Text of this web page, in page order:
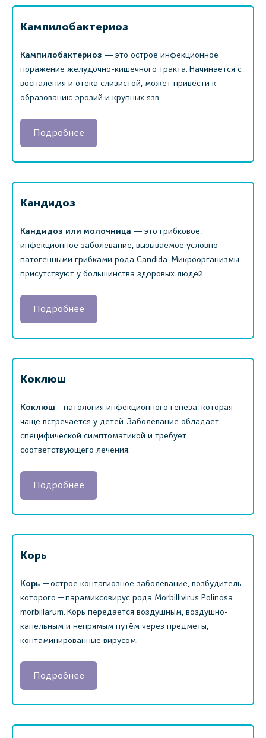
Кампилобактериоз
Кампилобактериоз ― это острое инфекционное
поражение желудочно-кишечного тракта. Начинается с
воспаления и отека слизистой, может привести к
образованию эрозий и крупных язв.
Подробнее
Кандидоз
Кандидоз или молочница ― это грибковое,
инфекционное заболевание, вызываемое условно-
патогенными грибками рода Candida. Микроорганизмы
присутствуют у большинства здоровых людей.
Подробнее
Коклюш
Коклюш - патология инфекционного генеза, которая
чаще встречается у детей. Заболевание обладает
специфической симптоматикой и требует
соответствующего лечения.
Подробнее
Корь
Корь — острое контагиозное заболевание, возбудитель
которого — парамиксовирус рода Morbillivirus Polinosa
morbillarum. Корь передаётся воздушным, воздушно-
капельным и непрямым путём через предметы,
контаминированные вирусом.
Подробнее